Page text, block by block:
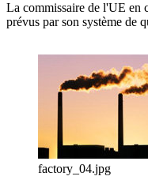
La commissaire de l'UE en
prévus par son système de
factory_04.jpg